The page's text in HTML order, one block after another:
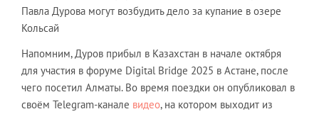
Павла Дурова могут возбудить дело за купание в озере
Кольсай
Напомним, Дуров прибыл в Казахстан в начале октября
для участия в форуме Digital Bridge 2025 в Астане, после
чего посетил Алматы. Во время поездки он опубликовал в
своём Telegram-канале видео, на котором выходит из